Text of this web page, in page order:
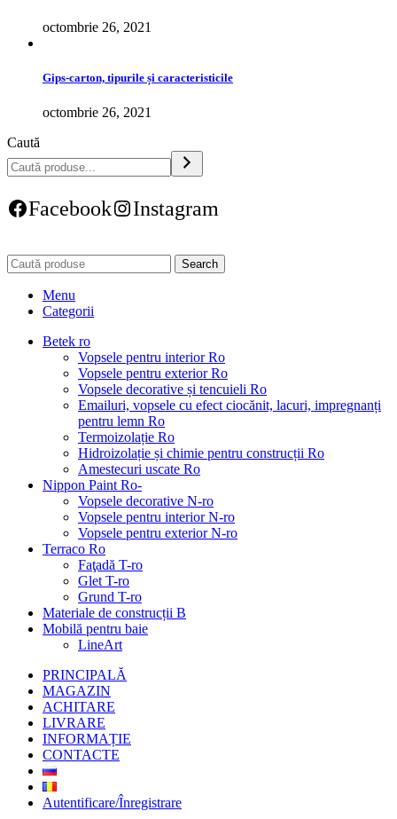
octombrie 26, 2021
Gips-carton, tipurile și caracteristicile
octombrie 26, 2021
Caută
Facebook Instagram
Search
Menu
Categorii
Betek ro
Vopsele pentru interior Ro
Vopsele pentru exterior Ro
Vopsele decorative și tencuieli Ro
Emailuri, vopsele cu efect ciocănit, lacuri, impregnanți
pentru lemn Ro
Termoizolație Ro
Hidroizolație și chimie pentru construcții Ro
Amestecuri uscate Ro
Nippon Paint Ro-
Vopsele decorative N-ro
Vopsele pentru interior N-ro
Vopsele pentru exterior N-ro
Terraco Ro
Faţadă T-ro
Glet T-ro
Grund T-ro
Materiale de construcții B
Mobilă pentru baie
LineArt
PRINCIPALĂ
MAGAZIN
ACHITARE
LIVRARE
INFORMAȚIE
CONTACTE
Autentificare/Înregistrare